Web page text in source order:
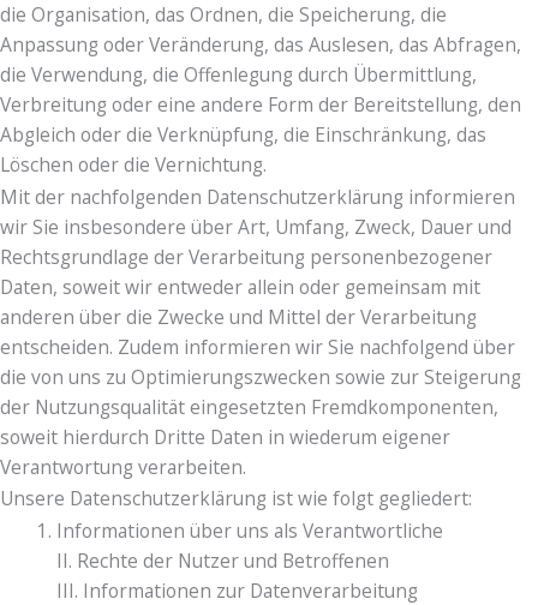
die Organisation, das Ordnen, die Speicherung, die
Anpassung oder Veränderung, das Auslesen, das Abfragen,
die Verwendung, die Offenlegung durch Übermittlung,
Verbreitung oder eine andere Form der Bereitstellung, den
Abgleich oder die Verknüpfung, die Einschränkung, das
Löschen oder die Vernichtung.
Mit der nachfolgenden Datenschutzerklärung informieren
wir Sie insbesondere über Art, Umfang, Zweck, Dauer und
Rechtsgrundlage der Verarbeitung personenbezogener
Daten, soweit wir entweder allein oder gemeinsam mit
anderen über die Zwecke und Mittel der Verarbeitung
entscheiden. Zudem informieren wir Sie nachfolgend über
die von uns zu Optimierungszwecken sowie zur Steigerung
der Nutzungsqualität eingesetzten Fremdkomponenten,
soweit hierdurch Dritte Daten in wiederum eigener
Verantwortung verarbeiten.
Unsere Datenschutzerklärung ist wie folgt gegliedert:
Informationen über uns als Verantwortliche
II. Rechte der Nutzer und Betroffenen
III. Informationen zur Datenverarbeitung